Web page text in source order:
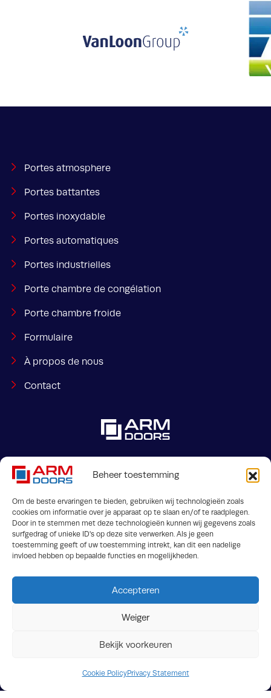
Beheer toestemming
Om de beste ervaringen te bieden, gebruiken wij technologieën zoals
cookies om informatie over je apparaat op te slaan en/of te raadplegen.
Door in te stemmen met deze technologieën kunnen wij gegevens zoals
surfgedrag of unieke ID's op deze site verwerken. Als je geen
toestemming geeft of uw toestemming intrekt, kan dit een nadelige
invloed hebben op bepaalde functies en mogelijkheden.
Accepteren
Weiger
Bekijk voorkeuren
Cookie PolicyPrivacy Statement
Portes atmosphere
Portes battantes
Portes inoxydable
Portes automatiques
Portes industrielles
Porte chambre de congélation
Porte chambre froide
Formulaire
À propos de nous
Contact
7532 SX Enschede (les
Pays-Bas)
Confidentialite